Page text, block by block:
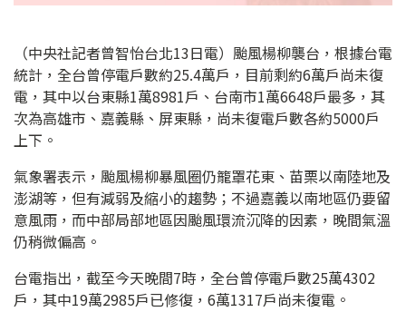
（中央社記者曾智怡台北13日電）颱風楊柳襲台，根據台電
統計，全台曾停電戶數約25.4萬戶，目前剩約6萬戶尚未復
電，其中以台東縣1萬8981戶、台南市1萬6648戶最多，其
次為高雄市、嘉義縣、屏東縣，尚未復電戶數各約5000戶
上下。
氣象署表示，颱風楊柳暴風圈仍籠罩花東、苗栗以南陸地及
澎湖等，但有減弱及縮小的趨勢；不過嘉義以南地區仍要留
意風雨，而中部局部地區因颱風環流沉降的因素，晚間氣溫
仍稍微偏高。
台電指出，截至今天晚間7時，全台曾停電戶數25萬4302
戶，其中19萬2985戶已修復，6萬1317戶尚未復電。